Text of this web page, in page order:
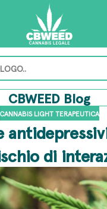
CBWEED Blog
CANNABIS LIGHT TERAPEUTICA
di